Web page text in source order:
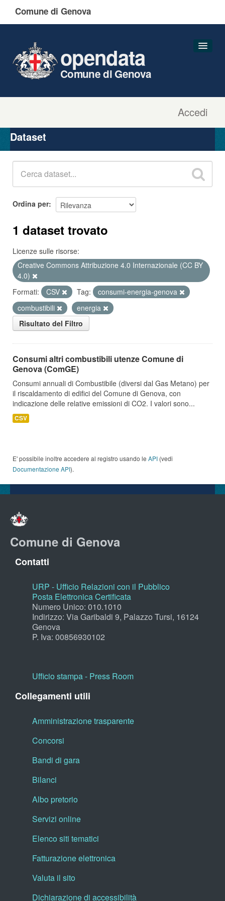
Comune di Genova
Accedi
opendata
Comune di Genova
Organizzazioni
Gruppi
Dataset
Ordina per
1 dataset trovato
Licenze sulle risorse:
Creative Commons Attribuzione 4.0 Internazionale (CC BY
4.0)
Formati:
CSV Tag:
consumi-energia-genova
combustibili
energia
Risultato del Filtro
Consumi altri combustibili utenze Comune di
Genova (ComGE)
Consumi annuali di Combustibile (diversi dal Gas Metano) per
il riscaldamento di edifici del Comune di Genova, con
indicazione delle relative emissioni di CO2. I valori sono...
CSV
E' possibile inoltre accedere al registro usando le API (vedi
Documentazione API).
Comune di Genova
Contatti
URP - Ufficio Relazioni con il Pubblico
Posta Elettronica Certificata
Numero Unico: 010.1010
Indirizzo: Via Garibaldi 9, Palazzo Tursi, 16124
Genova
P. Iva: 00856930102
Ufficio stampa - Press Room
Collegamenti utili
Amministrazione trasparente
Concorsi
Bandi di gara
Bilanci
Albo pretorio
Servizi online
Elenco siti tematici
Fatturazione elettronica
Valuta il sito
Dichiarazione di accessibilità